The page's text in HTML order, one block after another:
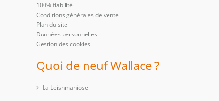
100% fiabilité
Conditions générales de vente
Plan du site
Données personnelles
Gestion des cookies
Quoi de neuf Wallace ?
La Leishmaniose